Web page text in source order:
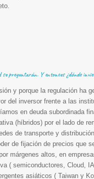
se preguntarán. Y entonces ¿dónde
y porque la regulación ha
del inversor frente a las
en deuda subordinada
(híbridos) por el lado de
de transporte y
de fijación de precios que
márgenes altos, en
( semiconductores, Cloud,
asiáticos ( Taiwan y